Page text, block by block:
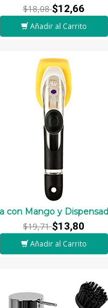
$18,08$12,66
Añadir al Carrito
con Mango y
$19,71$13,80
Añadir al Carrito